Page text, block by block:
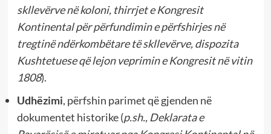
skllevërve në koloni, thirrjet e Kongresit
Kontinental për përfundimin e përfshirjes në
tregtinë ndërkombëtare të skllevërve, dispozita
Kushtetuese që lejon veprimin e Kongresit në vitin
1808).
Udhëzimi, përfshin parimet që gjenden në
dokumentet historike (p.sh., Deklarata e